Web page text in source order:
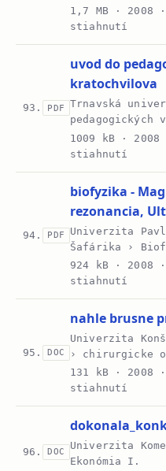
1,7 MB · 2008
stiahnutí
93. PDF
uvod do
kratochvilova
Trnavská
pedagogických
1009 kB · 2008
stiahnutí
94. PDF
biofyzika -
rezonancia,
Univerzita
Šafárika ›
924 kB · 2008
stiahnutí
95. DOC
nahle brusne
Univerzita
› chirurgicke
131 kB · 2008
stiahnutí
96. DOC
Univerzita
Ekonómia I.